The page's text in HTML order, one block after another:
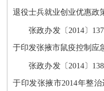
退役士兵就业创业优惠政
张政办发〔2014〕
于印发张掖市鼠疫控制应
张政办发〔2014〕
于印发张掖市2014年整